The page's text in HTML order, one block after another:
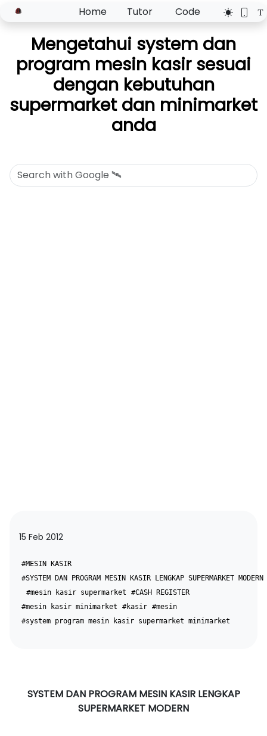
Home Tutor Code
Mengetahui system dan
program mesin kasir sesuai
dengan kebutuhan
supermarket dan minimarket
anda
15 Feb 2012
#MESIN KASIR
#SYSTEM DAN PROGRAM MESIN KASIR LENGKAP SUPERMARKET MODERN
#mesin kasir supermarket
#CASH REGISTER
#mesin kasir minimarket
#kasir #mesin
#system program mesin kasir supermarket minimarket
SYSTEM DAN PROGRAM MESIN KASIR LENGKAP
SUPERMARKET MODERN